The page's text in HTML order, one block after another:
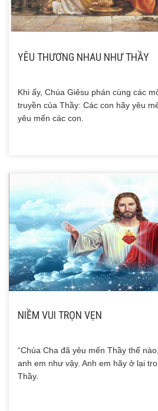
YÊU THƯƠNG NHAU NHƯ THẦY
Khi ấy, Chúa Giêsu phán cùng các
truyền của Thầy: Các con hãy yêu
yêu mến các con.
NIỀM VUI TRỌN VẸN
“Chúa Cha đã yêu mến Thầy thế
anh em như vậy. Anh em hãy ở lại
Thầy.